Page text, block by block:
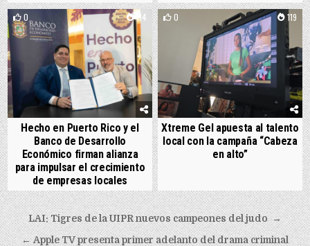
0 114
Hecho en Puerto Rico y el
Banco de Desarrollo
Económico firman alianza
para impulsar el crecimiento
de empresas locales
0 119
Xtreme Gel apuesta al talento
local con la campaña “Cabeza
en alto”
Post navigation
LAI: Tigres de la UIPR nuevos campeones del judo →
← Apple TV presenta primer adelanto del drama criminal